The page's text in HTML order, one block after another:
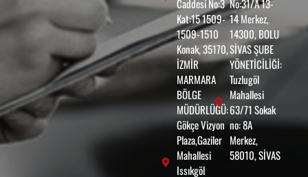
Caddesi No:3
Kat:15 1509-
1509-1510
Konak, 35170,
İZMİR
MARMARA
BÖLGE
MÜDÜRLÜĞÜ:
Gökçe Vizyon
Plaza,Gaziler
Mahallesi
Issıkgöl
No:31/A 13-
14 Merkez,
14300, BOLU
SİVAS ŞUBE
YÖNETİCİLİĞİ:
Tuzlugöl
Mahallesi
63/71 Sokak
no: 8A
Merkez,
58010, SİVAS